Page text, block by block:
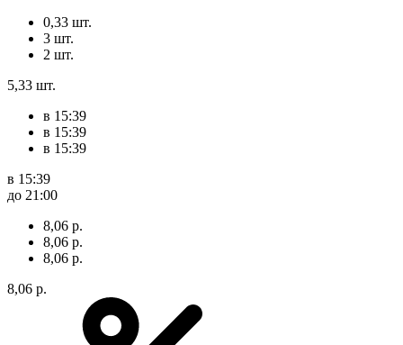
0,33 шт.
3 шт.
2 шт.
5,33 шт.
в 15:39
в 15:39
в 15:39
в 15:39
до 21:00
8,06 р.
8,06 р.
8,06 р.
8,06 р.